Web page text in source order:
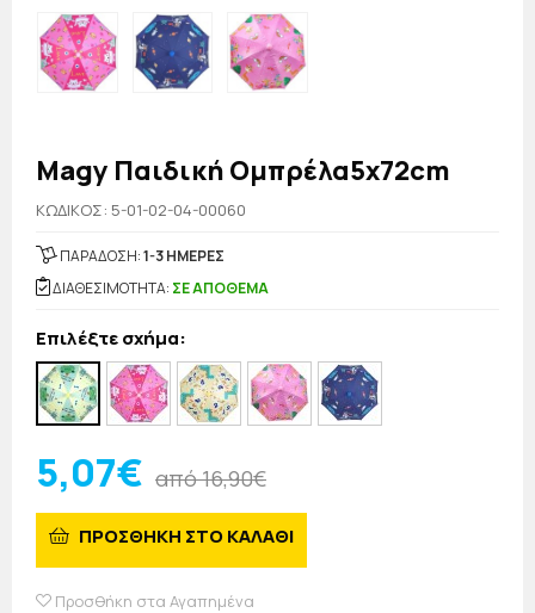
Magy Παιδική Ομπρέλα5x72cm
KΩΔΙΚΟΣ: 5-01-02-04-00060
ΠΑΡΑΔΟΣΗ:1-3 ΗΜΕΡΕΣ
ΔΙΑΘΕΣΙΜΟΤΗΤΑ: ΣΕ ΑΠΟΘΕΜΑ
Επιλέξτε σχήμα:
5,07€ από 16,90€
ΠΡΟΣΘΗΚΗ ΣΤΟ ΚΑΛΑΘΙ
Προσθήκη στα Αγαπημένα